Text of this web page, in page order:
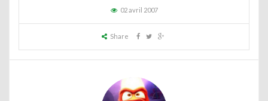
02 avril 2007
Share